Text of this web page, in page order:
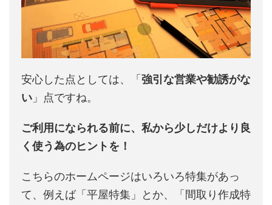
安心した点としては、「強引な営業や勧誘がな
い 」点ですね。
ご利用になられる前に、私から少しだけより良
く使う為のヒントを！
こちらのホームページはいろいろ特集があっ
て、例えば「平屋特集」とか、「間取り作成特